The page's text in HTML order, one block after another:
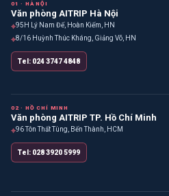
01 · HÀ NỘI
Văn phòng AITRIP Hà Nội
⌖95H Lý Nam Đế, Hoàn Kiếm, HN
⌖8/16 Huỳnh Thúc Kháng, Giảng Võ, HN
Tel: 024 3747 4848
02 · HỒ CHÍ MINH
Văn phòng AITRIP TP. Hồ Chí Minh
⌖96 Tôn Thất Tùng, Bến Thành, HCM
Tel: 028 3920 5999